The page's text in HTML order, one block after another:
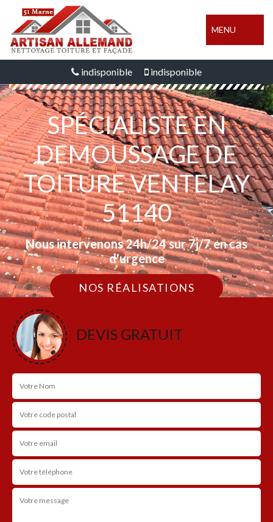
MENU
indisponible indisponible
SPÉCIALISTE EN
DEMOUSSAGE DE
TOITURE VENTELAY
51140
Nous intervenons 24h/24 sur 7j/7 en cas
d'urgence
NOS RÉALISATIONS
DEVIS GRATUIT